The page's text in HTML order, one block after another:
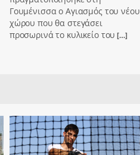
Γουμένισσα ο Αγιασμός του νέου
χώρου που θα στεγάσει
προσωρινά το κυλικείο του […]